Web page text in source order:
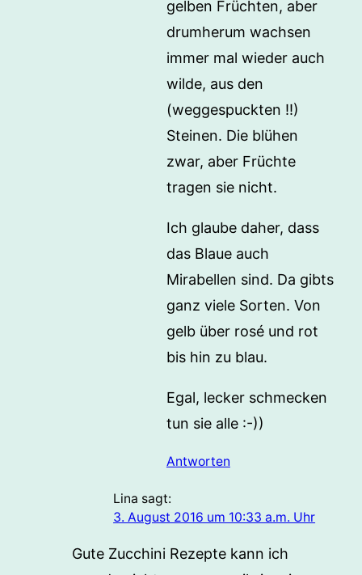
gelben Früchten, aber
drumherum wachsen
immer mal wieder auch
wilde, aus den
(weggespuckten !!)
Steinen. Die blühen
zwar, aber Früchte
tragen sie nicht.
Ich glaube daher, dass
das Blaue auch
Mirabellen sind. Da gibts
ganz viele Sorten. Von
gelb über rosé und rot
bis hin zu blau.
Egal, lecker schmecken
tun sie alle :-))
Antworten
Lina sagt:
3. August 2016 um 10:33 a.m. Uhr
Gute Zucchini Rezepte kann ich